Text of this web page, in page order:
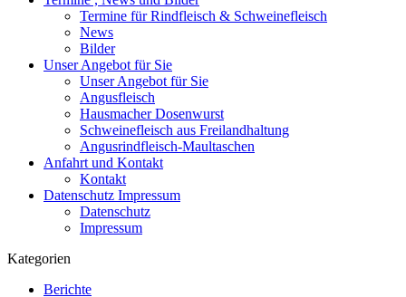
Termine für Rindfleisch & Schweinefleisch
News
Bilder
Unser Angebot für Sie
Unser Angebot für Sie
Angusfleisch
Hausmacher Dosenwurst
Schweinefleisch aus Freilandhaltung
Angusrindfleisch-Maultaschen
Anfahrt und Kontakt
Kontakt
Datenschutz Impressum
Datenschutz
Impressum
Kategorien
Berichte